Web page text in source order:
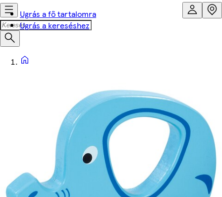
Ugrás a fő tartalomra
Ugrás a kereséshez